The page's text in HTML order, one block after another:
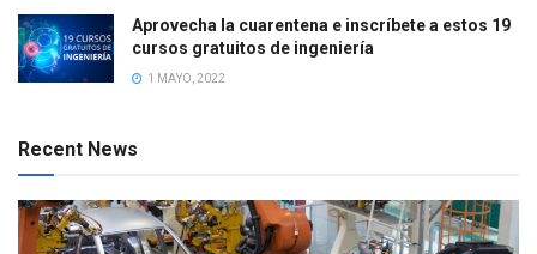
Aprovecha la cuarentena e inscríbete a estos 19
cursos gratuitos de ingeniería
1 MAYO, 2022
Recent News